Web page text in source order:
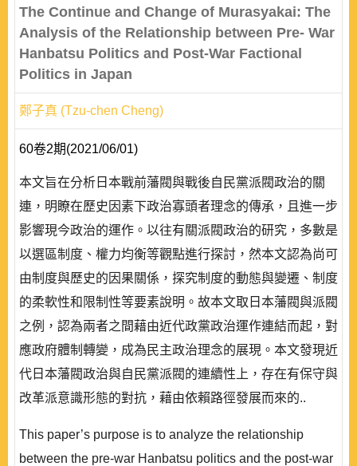
The Continue and Change of Murasyakai: The
Analysis of the Relationship between Pre- War
Hanbatsu Politics and Post-War Factional
Politics in Japan
鄭子真 (Tzu-chen Cheng)
60卷2期(2021/06/01)
本文旨在分析日本戰前藩閥與戰後自民黨派閥政治的關
連，明瞭在歷史因素下政治寡頭者理念的傳承，且進一步
影響現今政治的運作。以往有關派閥政治的研究，多數是
以選區制度、權力均衡等觀點進行探討，然本文認為尚可
由制度與歷史的因果關係，探究制度的動態與變遷、制度
的柔軟性和限制性等要素說明。故本文取日本藩閥與派閥
之例，認為兩者之間藉由近代政黨政治運作連結而起，對
應政府體制轉變，成為民主政治理念的展現。本文發現近
代日本藩閥政治與自民黨派閥的連續性上，存在有保守與
改革派意識形態的對抗，藉由依賴路徑發展而來的..
This paper’s purpose is to analyze the relationship
between the pre-war Hanbatsu politics and the post-war